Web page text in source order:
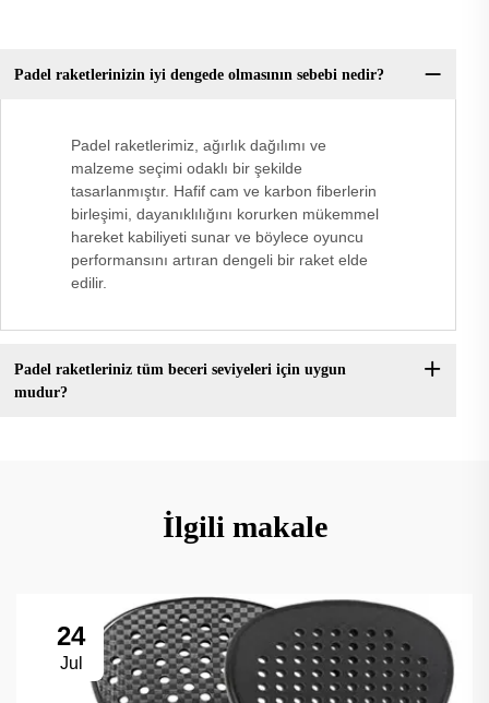
Padel raketlerinizin iyi dengede olmasının sebebi nedir?
Padel raketlerimiz, ağırlık dağılımı ve
malzeme seçimi odaklı bir şekilde
tasarlanmıştır. Hafif cam ve karbon fiberlerin
birleşimi, dayanıklılığını korurken mükemmel
hareket kabiliyeti sunar ve böylece oyuncu
performansını artıran dengeli bir raket elde
edilir.
Padel raketleriniz tüm beceri seviyeleri için uygun
mudur?
İlgili makale
24
Jul